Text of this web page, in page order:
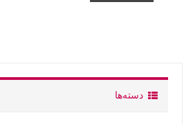
دسته‌ها